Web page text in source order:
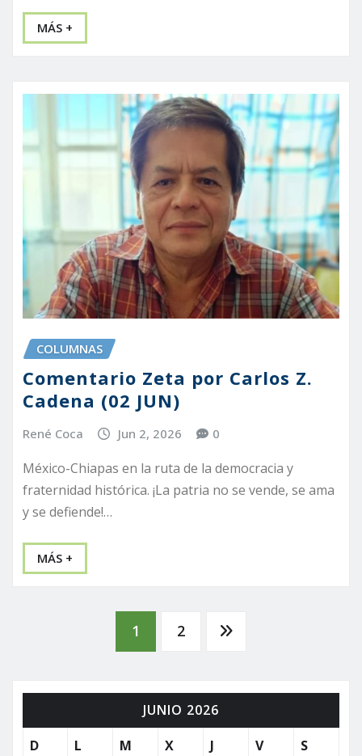
MÁS +
COLUMNAS
Comentario Zeta por Carlos Z.
Cadena (02 JUN)
René Coca Jun 2, 2026 0
México-Chiapas en la ruta de la democracia y
fraternidad histórica. ¡La patria no se vende, se ama
y se defiende!…
MÁS +
Paginación
de
entradas
1 2
JUNIO 2026
D
L M X J V S